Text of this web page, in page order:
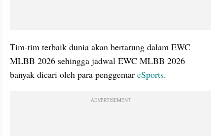
Tim-tim terbaik dunia akan bertarung dalam EWC
MLBB 2026 sehingga jadwal EWC MLBB 2026
banyak dicari oleh para penggemar eSports.
ADVERTISEMENT